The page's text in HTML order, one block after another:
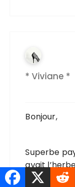
* Viviane *
Bonjour,
Superbe
avait
superbe !